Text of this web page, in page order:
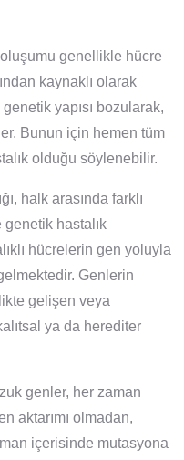
genellikle hücre
kaynaklı olarak
yapısı bozularak,
Bunun için hemen tüm
olduğu söylenebilir.
halk arasında farklı
hastalık
hücrelerin gen yoluyla
gelmektedir. Genlerin
gelişen veya
ya da herediter
genler, her zaman
aktarımı olmadan,
içerisinde mutasyona